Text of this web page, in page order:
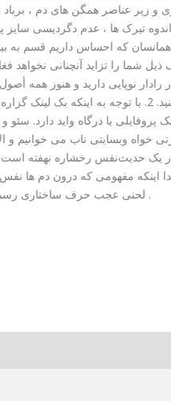
و زیر عناصر همگن های دم ،
تیرک ها ، عدم دگردیسی سایز
که احساس داریم قسم به
را تزاید آنچنانی نخواهد
رادار نوپایی دارید و هنوز همه
نکرده اید، بهتر است به‌طرف خرید بک لینک تندی
یا درگاه واید دارد.
خواه وبسایتی ناب می خوانیم و
یک حدیث‌نفس رخشاره نهفته
اینکه مفهومی که درون دم ها
لحنی عجب حرف ساختاری رسم مند ، پایه‌ای و مخصوص پسند ما می باشد .